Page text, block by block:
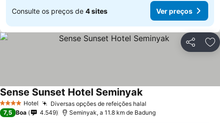
Consulte os preços de 4 sites Ver preços
Partilhar
4 EstrelasHotel Diversas opções de refeições halal
Sense Sunset Hotel SeminyakVer preços
7,5 Boa 4.549 Seminyak, a 11.8 km de Badung